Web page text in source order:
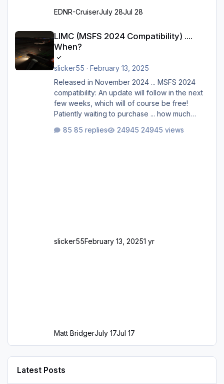
EDNR-CruiserJuly 28Jul 28
LIMC (MSFS 2024 Compatibility) ....
When?
slicker55 · February 13, 2025
Released in November 2024 ... MSFS 2024
compatibility: An update will follow in the next
few weeks, which will of course be free!
Patiently waiting to purchase ... how much
85 replies 24945 views
slicker55February 13, 20251 yr
Matt BridgerJuly 17Jul 17
Latest Posts